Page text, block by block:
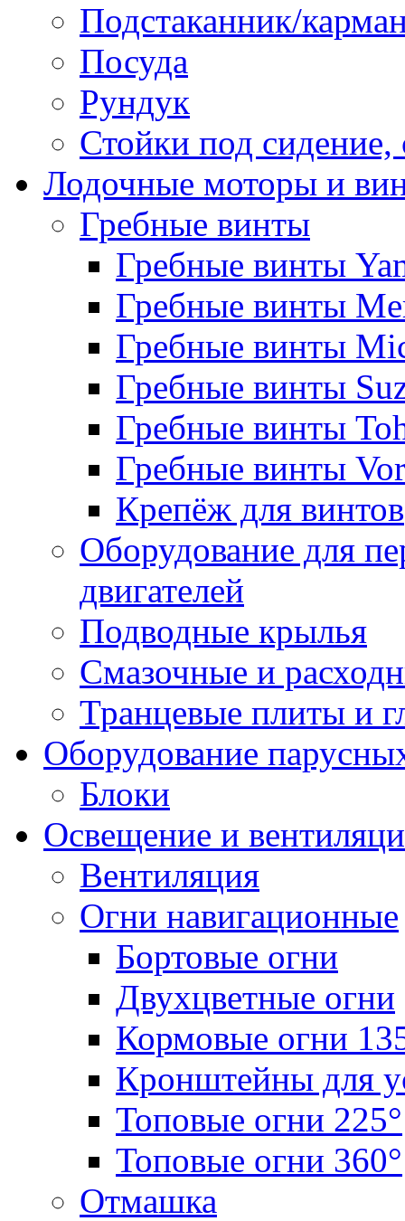
Подстаканник/
Посуда
Рундук
Стойки под
Лодочные моторы и
Гребные винты
Гребные винты
Гребные винты
Гребные винты
Гребные винты
Гребные винты
Гребные винты
Крепёж для винтов
Оборудование для
двигателей
Подводные крылья
Смазочные и
Транцевые плиты и
Оборудование
Блоки
Освещение и
Вентиляция
Огни навигационные
Бортовые огни
Двухцветные огни
Кормовые огни
Кронштейны для
Топовые огни 225°
Топовые огни 360°
Отмашка